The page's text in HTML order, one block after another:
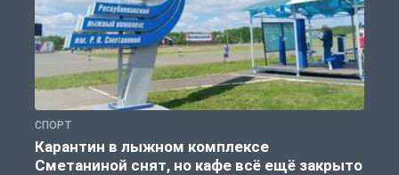
СПОРТ
Карантин в лыжном комплексе
Сметаниной снят, но кафе всё ещё закрыто